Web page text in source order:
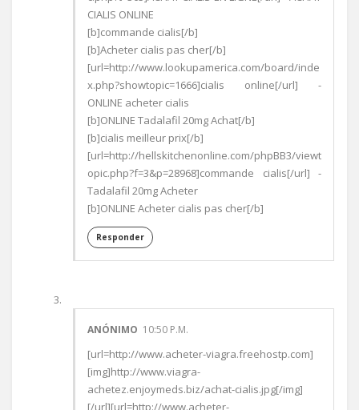
CIALIS ONLINE
[b]commande cialis[/b]
[b]Acheter cialis pas cher[/b]
[url=http://www.lookupamerica.com/board/inde
x.php?showtopic=1666]cialis online[/url] -
ONLINE acheter cialis
[b]ONLINE Tadalafil 20mg Achat[/b]
[b]cialis meilleur prix[/b]
[url=http://hellskitchenonline.com/phpBB3/viewt
opic.php?f=3&p=28968]commande cialis[/url] -
Tadalafil 20mg Acheter
[b]ONLINE Acheter cialis pas cher[/b]
Responder
ANÓNIMO 10:50 P.M.
[url=http://www.acheter-viagra.freehostp.com]
[img]http://www.viagra-
achetez.enjoymeds.biz/achat-cialis.jpg[/img]
[/url][url=http://www.acheter-